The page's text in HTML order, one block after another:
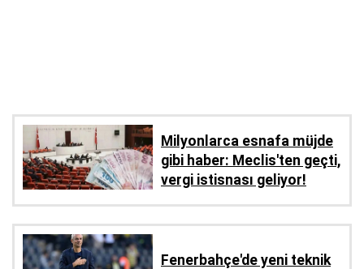
Milyonlarca esnafa müjde
gibi haber: Meclis'ten geçti,
vergi istisnası geliyor!
Fenerbahçe'de yeni teknik